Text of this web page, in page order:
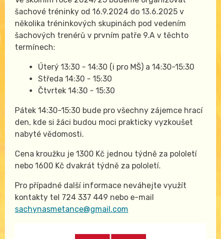
šachové tréninky od 16.9.2024 do 13.6.2025 v
několika tréninkových skupinách pod vedením
šachových trenérů v prvním patře 9.A v těchto
termínech:
Úterý 13:30 - 14:30 (i pro MŠ) a 14:30-15:30
Středa 14:30 - 15:30
Čtvrtek 14:30 - 15:30
Pátek 14:30-15:30 bude pro všechny zájemce hrací
den, kde si žáci budou moci prakticky vyzkoušet
nabyté vědomosti.
Cena kroužku je 1300 Kč jednou týdně za pololetí
nebo 1600 Kč dvakrát týdně za pololetí.
Pro případné další informace neváhejte využít
kontakty tel 724 337 449 nebo e-mail
sachynasmetance@gmail.com